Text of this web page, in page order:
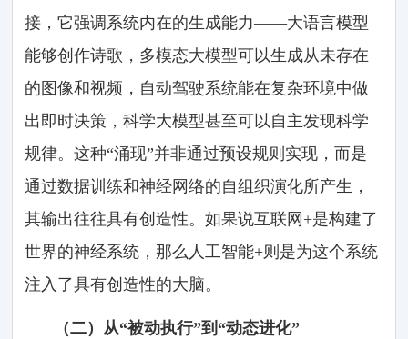
接，它强调系统内在的生成能力——大语言模型
能够创作诗歌，多模态大模型可以生成从未存在
的图像和视频，自动驾驶系统能在复杂环境中做
出即时决策，科学大模型甚至可以自主发现科学
规律。这种“涌现”并非通过预设规则实现，而是
通过数据训练和神经网络的自组织演化所产生，
其输出往往具有创造性。如果说互联网+是构建了
世界的神经系统，那么人工智能+则是为这个系统
注入了具有创造性的大脑。
（二）从“被动执行”到“动态进化”